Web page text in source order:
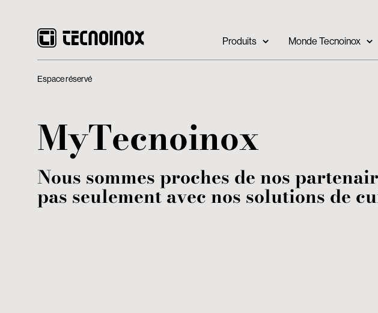
Produits Monde Tecnoinox
Espace réservé
MyTecnoinox
Nous sommes proches de nos
pas seulement avec nos solutions de